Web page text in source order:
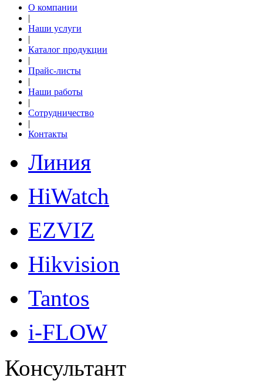
О компании
|
Наши услуги
|
Каталог продукции
|
Прайс-листы
|
Наши работы
|
Сотрудничество
|
Контакты
Линия
HiWatch
EZVIZ
Hikvision
Tantos
i-FLOW
Консультант